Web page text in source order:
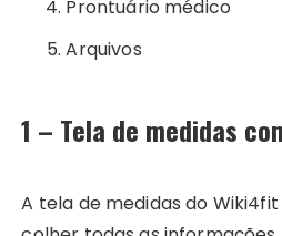
Prontuário médico
Arquivos
1 – Tela de medidas
A tela de medidas do